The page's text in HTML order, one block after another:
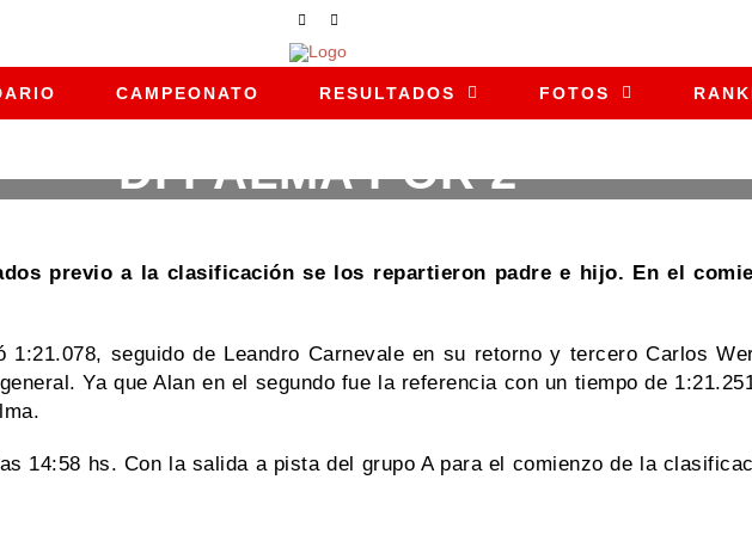
CAMPEONATO RESULTADOS FOTOS
DI PALMA POR 2
previo a la clasificación se los repartieron padre e hijo. En el
1:21.078, seguido de Leandro Carnevale en su retorno y tercero Carlos
Ya que Alan en el segundo fue la referencia con un tiempo de
14:58 hs. Con la salida a pista del grupo A para el comienzo de la